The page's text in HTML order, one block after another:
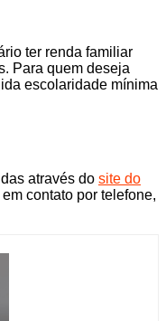
ter renda familiar
Para quem deseja
escolaridade mínima
através do site do
contato por telefone,